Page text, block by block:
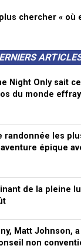
chercher « où
Night Only sait
du monde
randonnée les
épique
de la pleine
Matt Johnson,
non